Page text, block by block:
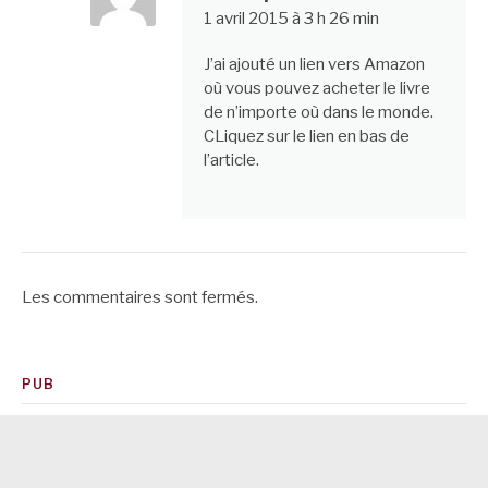
1 avril 2015 à 3 h 26 min
J’ai ajouté un lien vers Amazon
où vous pouvez acheter le livre
de n’importe où dans le monde.
CLiquez sur le lien en bas de
l’article.
Les commentaires sont fermés.
PUB